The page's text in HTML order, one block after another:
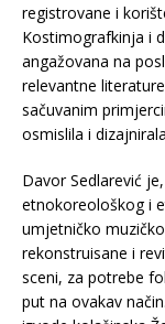
registrovane i
Kostimografkinja i
angažovana na
relevantne
sačuvanim
osmislila i
Davor Sedlarević
etnokoreološkog i
umjetničko
rekonstruisane i
sceni, za potrebe
put na ovakav